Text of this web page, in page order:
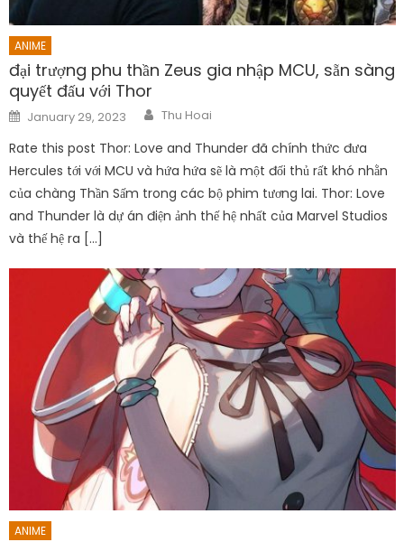
ANIME
đại trượng phu thần Zeus gia nhập MCU, sẵn sàng
quyết đấu với Thor
Posted
on
January 29, 2023 Author
Thu Hoai
Rate this post Thor: Love and Thunder đã chính thức đưa
Hercules tới với MCU và hứa hứa sẽ là một đối thủ rất khó nhằn
của chàng Thần Sấm trong các bộ phim tương lai. Thor: Love
and Thunder là dự án điện ảnh thế hệ nhất của Marvel Studios
và thế hệ ra […]
ANIME